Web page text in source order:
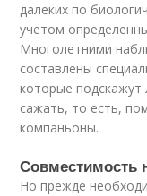
далеких по
учетом
Многолетними
составлены
которые подскажут
сажать, то есть,
компаньоны.
Совместимость
Но прежде